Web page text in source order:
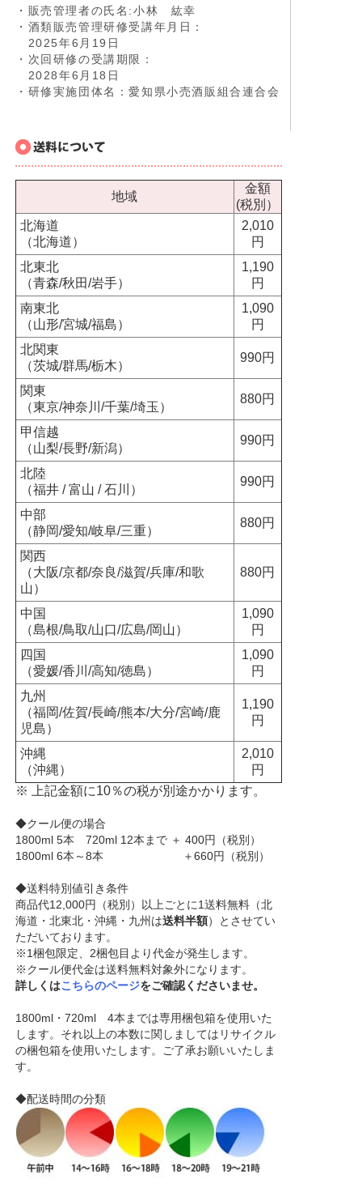
・販売管理者の氏名:小林 紘幸
・酒類販売管理研修受講年月日：
2025年6月19日
・次回研修の受講期限：
2028年6月18日
・研修実施団体名：愛知県小売酒販組合連合会
地域
金額
(税別）
北海道
（北海道）
2,010
円
北東北
（青森/秋田/岩手）
1,190
円
南東北
（山形/宮城/福島）
1,090
円
北関東
（茨城/群馬/栃木）
990円
関東
（東京/神奈川/千葉/埼玉）
880円
甲信越
（山梨/長野/新潟）
990円
北陸
（福井 / 富山 / 石川）
990円
中部
（静岡/愛知/岐阜/三重）
880円
関西
（大阪/京都/奈良/滋賀/兵庫/和歌
山）
880円
中国
（島根/鳥取/山口/広島/岡山）
1,090
円
四国
（愛媛/香川/高知/徳島）
1,090
円
九州
（福岡/佐賀/長崎/熊本/大分/宮崎/鹿
児島）
1,190
円
沖縄
（沖縄）
2,010
円
※ 上記金額に10％の税が別途かかります。
◆クール便の場合
1800ml 5本 720ml 12本まで ＋ 400円（税別）
1800ml 6本～8本 ＋660円（税別）
◆送料特別値引き条件
商品代12,000円（税別）以上ごとに1送料無料（北
海道・北東北・沖縄・九州は送料半額）とさせてい
ただいております。
※1梱包限定、2梱包目より代金が発生します。
※クール便代金は送料無料対象外になります。
詳しくはこちらのページをご確認くださいませ。
1800ml・720ml 4本までは専用梱包箱を使用いた
します。それ以上の本数に関しましてはリサイクル
の梱包箱を使用いたします。ご了承お願いいたしま
す。
◆配送時間の分類